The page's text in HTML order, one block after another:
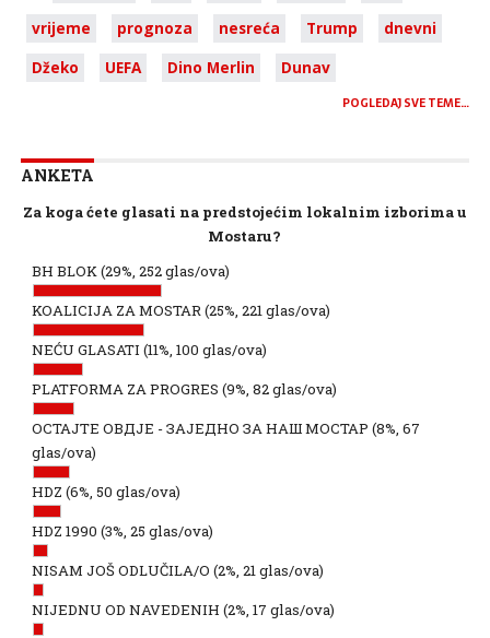
vrijeme
prognoza nesreća Trump
dnevni
Džeko
UEFA Dino Merlin Dunav
POGLEDAJ SVE TEME…
ANKETA
Za koga ćete glasati na predstojećim lokalnim izborima u
Mostaru?
BH BLOK(29%, 252 glas/ova)
KOALICIJA ZA MOSTAR(25%, 221 glas/ova)
NEĆU GLASATI (11%, 100 glas/ova)
PLATFORMA ZA PROGRES (9%, 82 glas/ova)
ОСТАЈТЕ ОВДЈЕ - ЗАЈЕДНО ЗА НАШ МОСТАР (8%, 67
glas/ova)
HDZ (6%, 50 glas/ova)
HDZ 1990 (3%, 25 glas/ova)
NISAM JOŠ ODLUČILA/O (2%, 21 glas/ova)
NIJEDNU OD NAVEDENIH (2%, 17 glas/ova)